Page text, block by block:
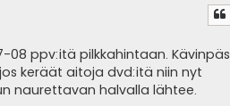
08 ppv:itä pilkkahintaan. Kävinpäs
jos keräät aitoja dvd:itä niin nyt
naurettavan halvalla lähtee.